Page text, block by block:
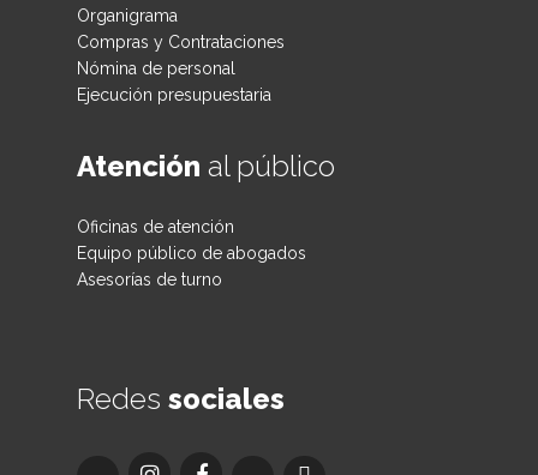
Organigrama
Compras y Contrataciones
Nómina de personal
Ejecución presupuestaria
Atención al público
Oficinas de atención
Equipo público de abogados
Asesorías de turno
Redes sociales